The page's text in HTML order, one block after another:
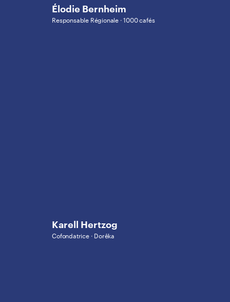
Élodie Bernheim
Responsable Régionale · 1000 cafés
Karell Hertzog
Cofondatrice · Dorêka